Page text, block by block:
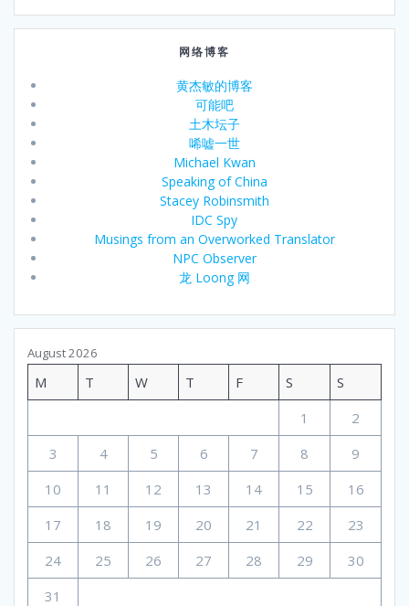
网络博客
黄杰敏的博客
可能吧
土木坛子
唏嘘一世
Michael Kwan
Speaking of China
Stacey Robinsmith
IDC Spy
Musings from an Overworked Translator
NPC Observer
龙 Loong 网
August 2026
M T W T F S
S
1
2
3
4 5 6 7 8
9
10
11 12 13 14 15
16
17
18 19 20 21 22
23
24
25 26 27 28 29
30
31